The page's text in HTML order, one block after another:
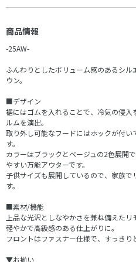
商品情報
-25AW-
ふんわりとしたボリューム感のあるシ
ウン。
■デザイン
裾にはゴムを入れることで、冷気の侵
ルムを演出。
取り外し可能なフードにはホックが付
す。
カラーはブラックとベージュの2色展開
やすい万能アウターです。
子供サイズも展開しているので、家族
す。
■素材/機能
上品な光沢としなやかさを兼ね備えたリ
軽やかで高級感のある仕上がりに。
フロントはファスナー仕様で、すっきり
▼お揃い